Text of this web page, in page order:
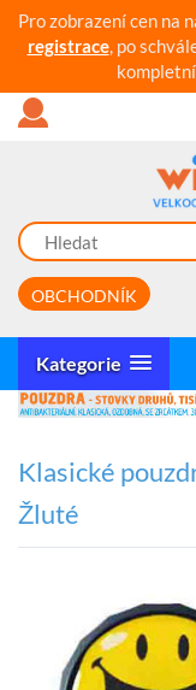
Pro zobrazení cen na
registrace, po
OBCHODNÍK
Kategorie
Klasické
Žluté